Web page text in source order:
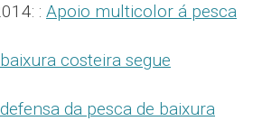
: Apoio multicolor á pesca
costeira segue
da pesca de baixura